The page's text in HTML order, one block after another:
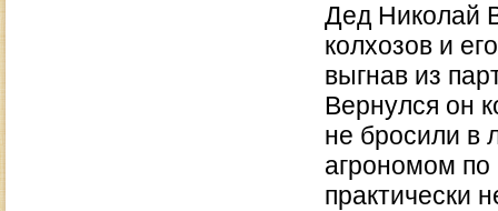
Дед Николай
колхозов и
выгнав из
Вернулся он
не бросили в
агрономом по
практически